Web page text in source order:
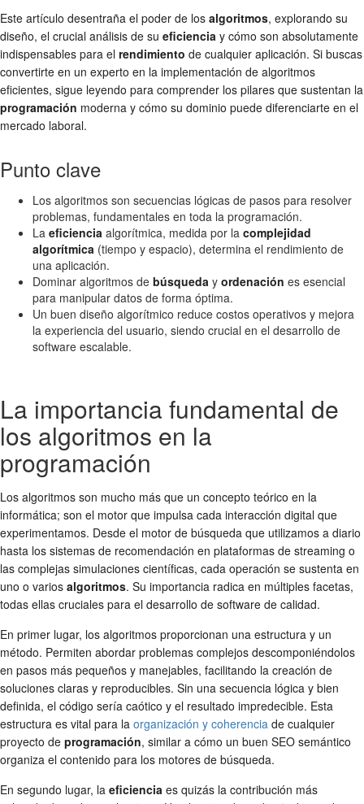
Este artículo desentraña el poder de los algoritmos, explorando su
diseño, el crucial análisis de su eficiencia y cómo son absolutamente
indispensables para el rendimiento de cualquier aplicación. Si buscas
convertirte en un experto en la implementación de algoritmos
eficientes, sigue leyendo para comprender los pilares que sustentan la
programación moderna y cómo su dominio puede diferenciarte en el
mercado laboral.
Punto clave
Los algoritmos son secuencias lógicas de pasos para resolver
problemas, fundamentales en toda la programación.
La eficiencia algorítmica, medida por la complejidad
algorítmica (tiempo y espacio), determina el rendimiento de
una aplicación.
Dominar algoritmos de búsqueda y ordenación es esencial
para manipular datos de forma óptima.
Un buen diseño algorítmico reduce costos operativos y mejora
la experiencia del usuario, siendo crucial en el desarrollo de
software escalable.
La importancia fundamental de
los algoritmos en la
programación
Los algoritmos son mucho más que un concepto teórico en la
informática; son el motor que impulsa cada interacción digital que
experimentamos. Desde el motor de búsqueda que utilizamos a diario
hasta los sistemas de recomendación en plataformas de streaming o
las complejas simulaciones científicas, cada operación se sustenta en
uno o varios algoritmos. Su importancia radica en múltiples facetas,
todas ellas cruciales para el desarrollo de software de calidad.
En primer lugar, los algoritmos proporcionan una estructura y un
método. Permiten abordar problemas complejos descomponiéndolos
en pasos más pequeños y manejables, facilitando la creación de
soluciones claras y reproducibles. Sin una secuencia lógica y bien
definida, el código sería caótico y el resultado impredecible. Esta
estructura es vital para la organización y coherencia de cualquier
proyecto de programación, similar a cómo un buen SEO semántico
organiza el contenido para los motores de búsqueda.
En segundo lugar, la eficiencia es quizás la contribución más